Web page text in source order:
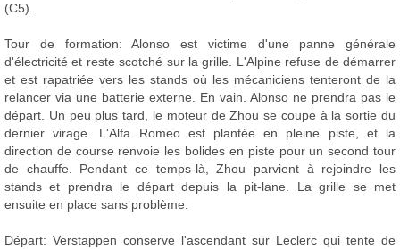
(C5).
Tour de formation: Alonso est victime d'une panne générale
d'électricité et reste scotché sur la grille. L'Alpine refuse de démarrer
et est rapatriée vers les stands où les mécaniciens tenteront de la
relancer via une batterie externe. En vain. Alonso ne prendra pas le
départ. Un peu plus tard, le moteur de Zhou se coupe à la sortie du
dernier virage. L'Alfa Romeo est plantée en pleine piste, et la
direction de course renvoie les bolides en piste pour un second tour
de chauffe. Pendant ce temps-là, Zhou parvient à rejoindre les
stands et prendra le départ depuis la pit-lane. La grille se met
ensuite en place sans problème.
Départ: Verstappen conserve l'ascendant sur Leclerc qui tente de